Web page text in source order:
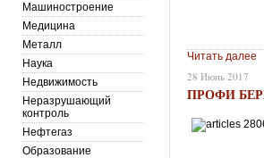
Читать далее
28 Июнь 2017
ПРОФИ
Машиностроение
Медицина
Металл
Наука
Недвижимость
Неразрушающий
контроль
Нефтегаз
Образование